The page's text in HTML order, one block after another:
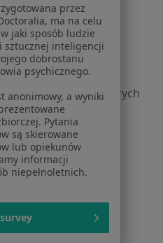
pacjentów
profesjonalistów
profesjonalistów, których
samodzielnie
cookies
wyszukiwania
nas
prasowe
przez
ma na celu
jaki sposób ludzie
sztucznej inteligencji
dobrostanu
psychicznego.
anonimowy, a wyniki
Pytania
są skierowane
lub opiekunów
informacji
niepełnoletnich.